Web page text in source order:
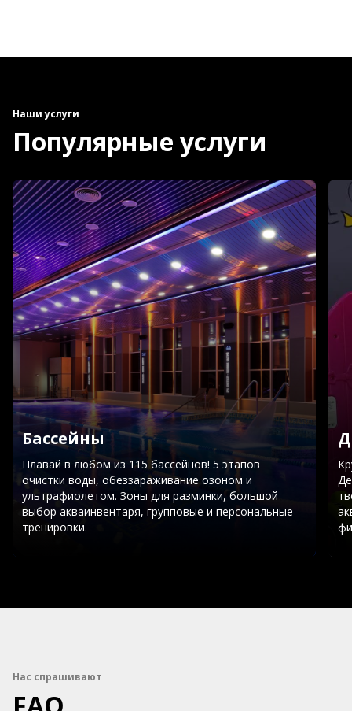
Наши услуги
Популярные услуги
Бассейны
Плавай в любом из 115 бассейнов! 5 этапов
очистки воды, обеззараживание озоном и
ультрафиолетом. Зоны для разминки, большой
выбор акваинвентаря, групповые и персональные
тренировки.
Нас спрашивают